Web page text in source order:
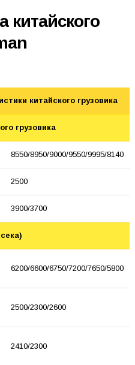
китайского
китайского грузовика
грузовика
8550/8950/9000/9550/9995/8140
2500
3900/3700
6200/6600/6750/7200/7650/5800
2500/2300/2600
2410/2300